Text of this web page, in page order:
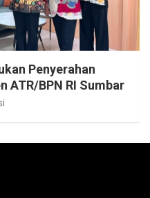
Penyerahan
ATR/BPN RI Sumbar